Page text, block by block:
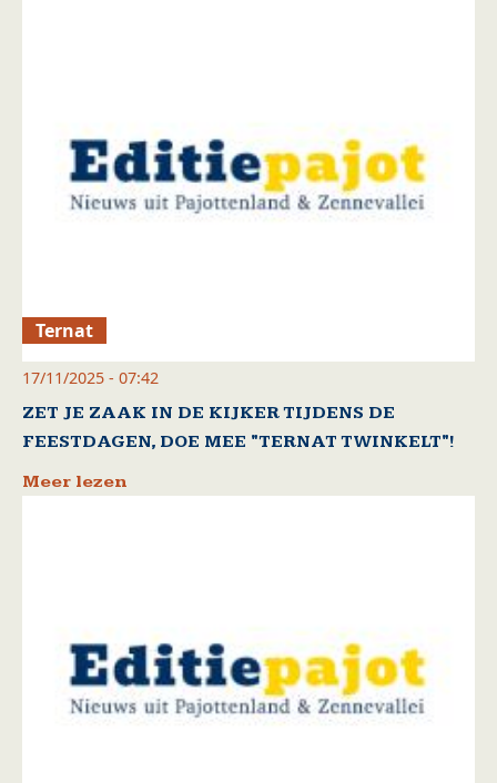
Ternat
17/11/2025 - 07:42
ZET JE ZAAK IN DE KIJKER TIJDENS DE
FEESTDAGEN, DOE MEE "TERNAT TWINKELT"!
Meer lezen